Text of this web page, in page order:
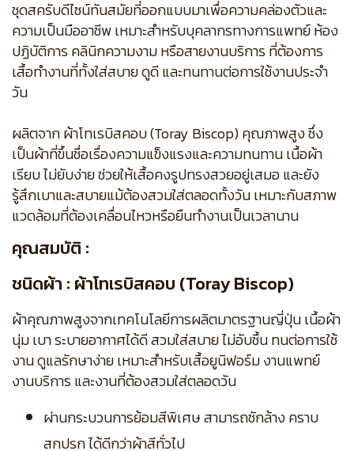
ชุดสครับดีไซน์ทันสมัยที่ออกแบบมาเพื่อความคล่องตัวและ
ความเป็นมืออาชีพ เหมาะสำหรับบุคลากรทางการแพทย์ ห้อง
ปฏิบัติการ คลินิกความงาม หรือสายงานบริการ ที่ต้องการ
เสื้อทำงานที่ทั้งใส่สบาย ดูดี และทนทานต่อการใช้งานประจำ
วัน
ผลิตจาก ผ้าโทเรบิสคอบ (Toray Biscop) คุณภาพสูง ซึ่ง
เป็นผ้าที่ขึ้นชื่อเรื่องความแข็งแรงและความทนทาน เนื้อผ้า
เรียบ ไม่ยับง่าย ช่วยให้เสื้อคงรูปทรงสวยอยู่เสมอ และยัง
รู้สึกเบาและสบายแม้ต้องสวมใส่ตลอดทั้งวัน เหมาะกับสภาพ
แวดล้อมที่ต้องเคลื่อนไหวหรือยืนทำงานเป็นเวลานาน
คุณสมบัติ :
ชนิดผ้า : ผ้าโทเรบิสคอบ (Toray Biscop)
ผ้าคุณภาพสูงจากเทคโนโลยีการผลิตมาตรฐานญี่ปุ่น เนื้อผ้า
นุ่ม เบา ระบายอากาศได้ดี สวมใส่สบาย ไม่อับชื้น ทนต่อการใช้
งาน ดูแลรักษาง่าย เหมาะสำหรับเสื้อยูนิฟอร์ม งานแพทย์
งานบริการ และงานที่ต้องสวมใส่ตลอดวัน
ผ่านกระบวนการย้อมสีพิเศษ สามารถซักล้าง คราบ
สกปรก ได้ดีกว่าผ้าสีทั่วไป